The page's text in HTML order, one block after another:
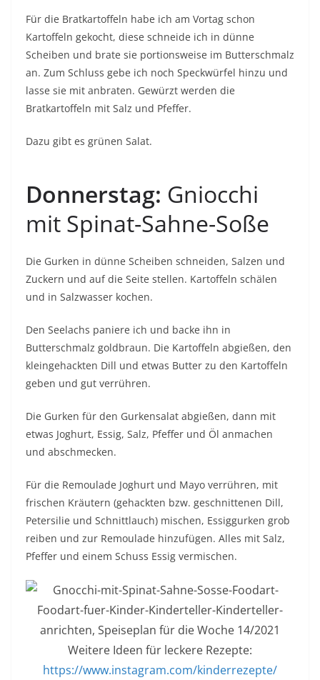
Für die Bratkartoffeln habe ich am Vortag schon
Kartoffeln gekocht, diese schneide ich in dünne
Scheiben und brate sie portionsweise im Butterschmalz
an. Zum Schluss gebe ich noch Speckwürfel hinzu und
lasse sie mit anbraten. Gewürzt werden die
Bratkartoffeln mit Salz und Pfeffer.
Dazu gibt es grünen Salat.
Donnerstag: Gniocchi
mit Spinat-Sahne-Soße
Die Gurken in dünne Scheiben schneiden, Salzen und
Zuckern und auf die Seite stellen. Kartoffeln schälen
und in Salzwasser kochen.
Den Seelachs paniere ich und backe ihn in
Butterschmalz goldbraun. Die Kartoffeln abgießen, den
kleingehackten Dill und etwas Butter zu den Kartoffeln
geben und gut verrühren.
Die Gurken für den Gurkensalat abgießen, dann mit
etwas Joghurt, Essig, Salz, Pfeffer und Öl anmachen
und abschmecken.
Für die Remoulade Joghurt und Mayo verrühren, mit
frischen Kräutern (gehackten bzw. geschnittenen Dill,
Petersilie und Schnittlauch) mischen, Essiggurken grob
reiben und zur Remoulade hinzufügen. Alles mit Salz,
Pfeffer und einem Schuss Essig vermischen.
Weitere Ideen für leckere Rezepte:
https://www.instagram.com/kinderrezepte/